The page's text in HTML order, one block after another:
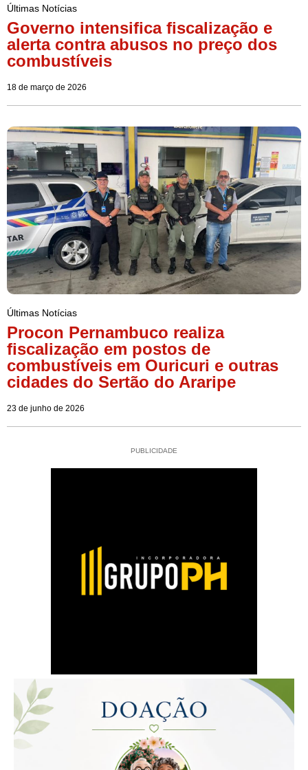
Últimas Notícias
Governo intensifica fiscalização e
alerta contra abusos no preço dos
combustíveis
18 de março de 2026
Últimas Notícias
Procon Pernambuco realiza
fiscalização em postos de
combustíveis em Ouricuri e outras
cidades do Sertão do Araripe
23 de junho de 2026
PUBLICIDADE